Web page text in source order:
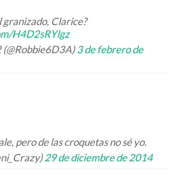
Clarice?
H4D2sRYlgz
3 de febrero de
pero de las croquetas no sé yo.
29 de diciembre de 2014